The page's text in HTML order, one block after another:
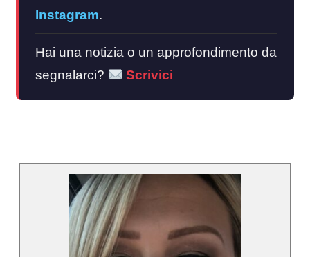
Instagram.
Hai una notizia o un approfondimento da
segnalarci?
Scrivici